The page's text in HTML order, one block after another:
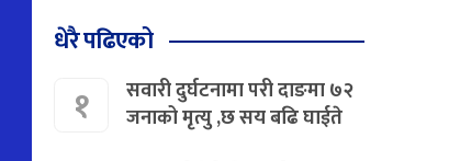
धेरै पढिएको
१
सवारी दुर्घटनामा परी दाङमा ७२
जनाको मृत्यु ,छ सय बढि घाईते